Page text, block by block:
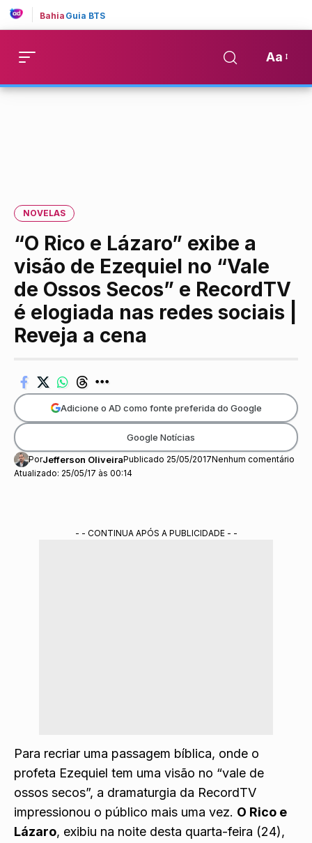
Bahia Guia BTS
Aa
NOVELAS
“O Rico e Lázaro” exibe a
visão de Ezequiel no “Vale
de Ossos Secos” e RecordTV
é elogiada nas redes sociais |
Reveja a cena
Atualizado: 25/05/17 às 00:14
PorJefferson OliveiraPublicado 25/05/2017Nenhum comentário
Adicione o AD como fonte preferida do Google
Google Notícias
- - CONTINUA APÓS A PUBLICIDADE - -
Para recriar uma passagem bíblica, onde o
profeta Ezequiel tem uma visão no “vale de
ossos secos”, a dramaturgia da RecordTV
impressionou o público mais uma vez. O Rico e
Lázaro, exibiu na noite desta quarta-feira (24),